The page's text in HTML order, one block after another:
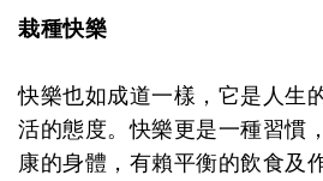
栽種快樂
快樂也如成道一樣，它是人生
活的態度。快樂更是一種習慣
康的身體，有賴平衡的飲食及